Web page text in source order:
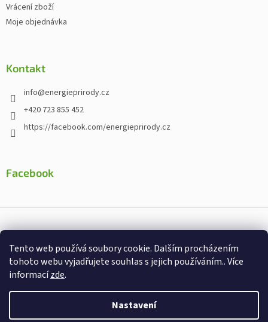
Tento web používá soubory cookie. Dalším procházením
tohoto webu vyjadřujete souhlas s jejich používáním.. Více
informacízde.
Nastavení
Vrácení zboží
Moje objednávka
Kontakt
info@energieprirody.cz
+420 723 855 452
https://facebook.com/energieprirody.cz
Facebook
Nakodoval:Štefan Mazáň
doplňky stravy. Všechna práva vyhrazena.